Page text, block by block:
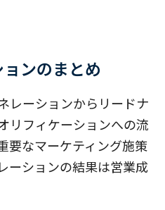
ンのまとめ
レーションからリードナ
リフィケーションへの流
要なマーケティング施策
ーションの結果は営業成